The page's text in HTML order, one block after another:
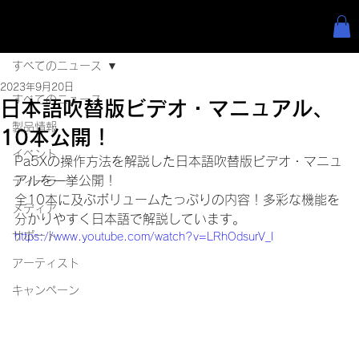
すべてのニュース
製品情報
イベント
ディーラー
メディア
サポート
アーティスト
キャンペーン
すべてのニュース
日本語吹替版ビデオ・マニュアル、
10本公開！
2023年9月20日
Pa5Xの操作方法を解説した日本語吹替版ビデオ・マニュ
アルを一挙公開！
全10本に及ぶボリュームたっぷりの内容！多彩な機能を
分かりやすく日本語で解説しています。
https://www.youtube.com/watch?v=LRhOdsurV_I